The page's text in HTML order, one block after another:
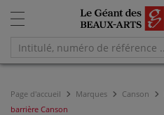
Page d'accueil Marques Canson
barrière Canson